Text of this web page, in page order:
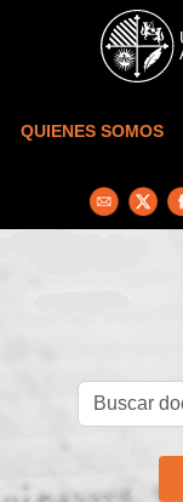
Skip to main content
QUIENES SOMOS